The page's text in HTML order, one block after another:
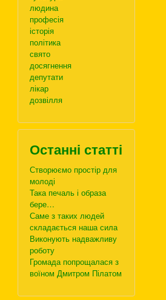
людина
професія
історія
політика
свято
досягнення
депутати
лікар
дозвілля
Останні статті
Створюємо простір для
молоді
Така печаль і образа
бере…
Саме з таких людей
складається наша сила
Виконують надважливу
роботу
Громада попрощалася з
воїном Дмитром Пілатом